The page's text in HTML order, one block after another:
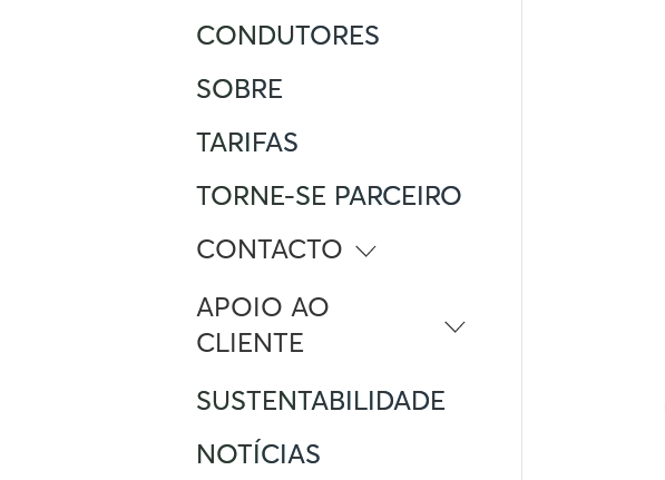
CONDUTORES
SOBRE
TARIFAS
TORNE-SE PARCEIRO
CONTACTO
APOIO AO
CLIENTE
(+351) 800 296 929
Portugal
+351 234 246 050
SUSTENTABILIDADE
NOTÍCIAS